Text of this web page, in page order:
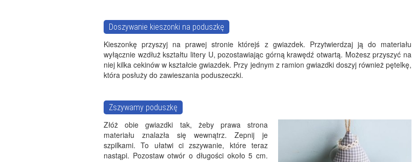
Doszywanie kieszonki na poduszkę
Kieszonkę przyszyj na prawej stronie którejś z gwiazdek. Przytwierdzaj ją do materiału
wyłącznie wzdłuż kształtu litery U, pozostawiając górną krawędź otwartą. Możesz przyszyć na
niej kilka cekinów w kształcie gwiazdek. Przy jednym z ramion gwiazdki doszyj również pętelkę,
która posłuży do zawieszania poduszeczki.
Zszywamy poduszkę
Złóż obie gwiazdki tak, żeby prawa strona
materiału znalazła się wewnątrz. Zepnij je
szpilkami. To ułatwi ci zszywanie, które teraz
nastąpi. Pozostaw otwór o długości około 5 cm.